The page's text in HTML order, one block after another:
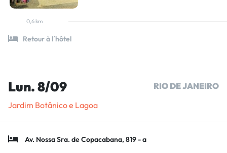
0,6 km
Retour à l´hôtel
Lun. 8/09
RIO DE JANEIRO
Jardim Botânico e Lagoa
Av. Nossa Sra. de Copacabana, 819 - a